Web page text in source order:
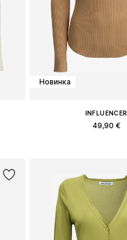
Новинка
INFLUENCER
49,90 €